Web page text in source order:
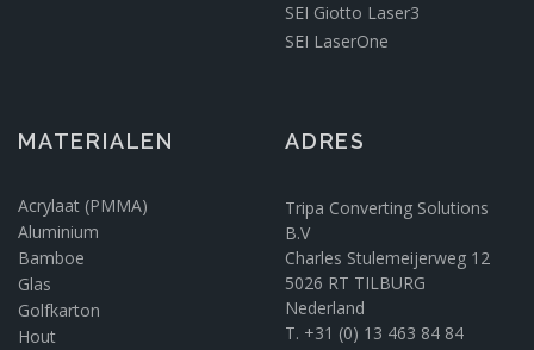
SEI Giotto Laser3
SEI LaserOne
MATERIALEN
Acrylaat (PMMA)
Aluminium
Bamboe
Glas
Golfkarton
Hout
ADRES
Tripa Converting Solutions
B.V
Charles Stulemeijerweg 12
5026 RT TILBURG
Nederland
T. +31 (0) 13 463 84 84